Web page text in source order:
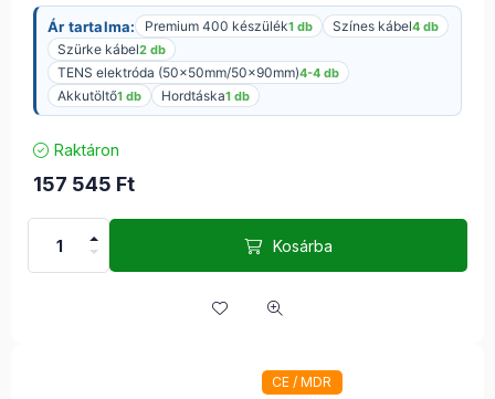
Ár tartalma: Premium 400 készülék1 db Színes kábel4 db
Szürke kábel2 db
TENS elektróda (50x50mm/50x90mm)4-4 db
Akkutöltő1 db Hordtáska1 db
Raktáron
157 545 Ft
Kosárba
CE / MDR